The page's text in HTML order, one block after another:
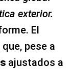
exterior.
El
pese a
ajustados a